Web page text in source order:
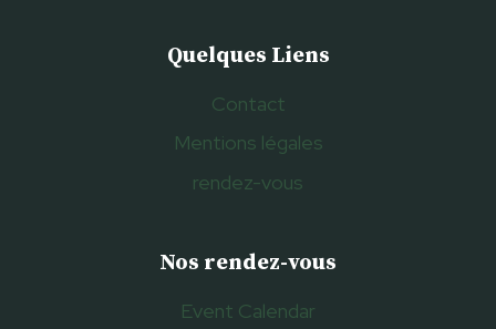
Quelques Liens
Contact
Mentions légales
rendez-vous
Nos rendez-vous
Event Calendar